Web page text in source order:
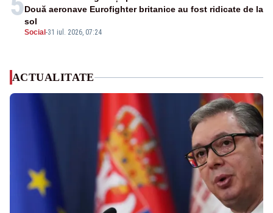
Social -31 iul. 2026, 07:24
Două aeronave Eurofighter britanice au fost ridicate de la
sol
ACTUALITATE